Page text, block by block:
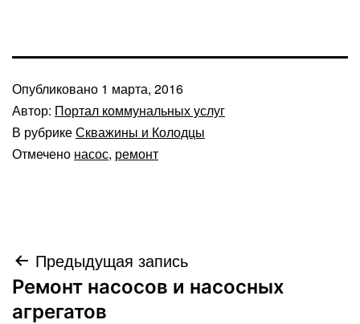
Опубликовано 1 марта, 2016
Автор: Портал коммунальных услуг
В рубрикеСкважины и Колодцы
Отмечено насос, ремонт
Навигация
по
Предыдущая запись
Ремонт насосов и насосных
агрегатов